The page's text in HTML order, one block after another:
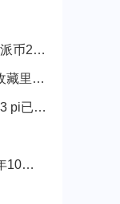
派币2025年官方最新消息是什么 派币2025年官方最新消息真实分享
揭秘十大不值钱的纪念币，你的收藏里有吗？
央视曝光pi币最新最真实报道2023 pi已经成功了是真的吗（假的）
pi币今天最新官方消息真实2025年10月 派币今天最新消息介绍